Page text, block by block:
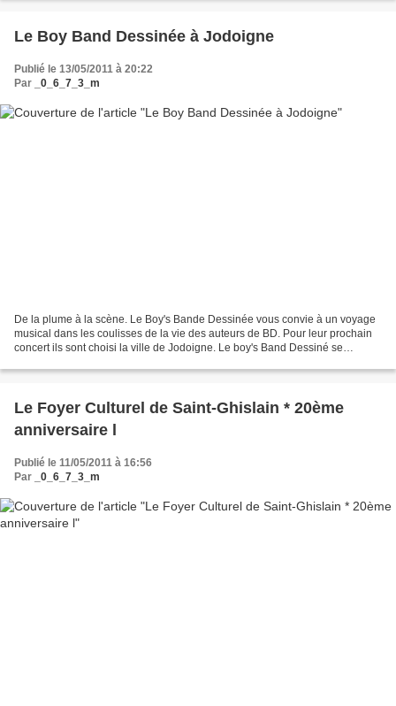
Le Boy Band Dessinée à Jodoigne
Publié le 13/05/2011 à 20:22
Par
_0_6_7_3_m
De la plume à la scène. Le Boy's Bande Dessinée vous convie à un voyage
musical dans les coulisses de la vie des auteurs de BD. Pour leur prochain
concert ils sont choisi la ville de Jodoigne. Le boy's Band Dessiné se
Le Foyer Culturel de Saint-Ghislain * 20ème
anniversaire l
Publié le 11/05/2011 à 16:56
Par
_0_6_7_3_m